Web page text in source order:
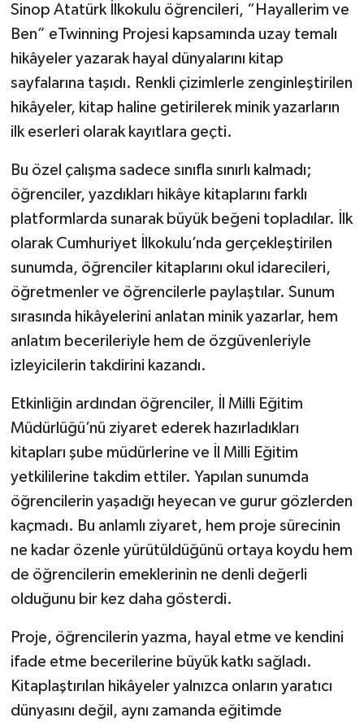
Sinop Atatürk İlkokulu öğrencileri, “Hayallerim ve
Ben” eTwinning Projesi kapsamında uzay temalı
hikâyeler yazarak hayal dünyalarını kitap
sayfalarına taşıdı. Renkli çizimlerle zenginleştirilen
hikâyeler, kitap haline getirilerek minik yazarların
ilk eserleri olarak kayıtlara geçti.
Bu özel çalışma sadece sınıfla sınırlı kalmadı;
öğrenciler, yazdıkları hikâye kitaplarını farklı
platformlarda sunarak büyük beğeni topladılar. İlk
olarak Cumhuriyet İlkokulu’nda gerçekleştirilen
sunumda, öğrenciler kitaplarını okul idarecileri,
öğretmenler ve öğrencilerle paylaştılar. Sunum
sırasında hikâyelerini anlatan minik yazarlar, hem
anlatım becerileriyle hem de özgüvenleriyle
izleyicilerin takdirini kazandı.
Etkinliğin ardından öğrenciler, İl Milli Eğitim
Müdürlüğü’nü ziyaret ederek hazırladıkları
kitapları şube müdürlerine ve İl Milli Eğitim
yetkililerine takdim ettiler. Yapılan sunumda
öğrencilerin yaşadığı heyecan ve gurur gözlerden
kaçmadı. Bu anlamlı ziyaret, hem proje sürecinin
ne kadar özenle yürütüldüğünü ortaya koydu hem
de öğrencilerin emeklerinin ne denli değerli
olduğunu bir kez daha gösterdi.
Proje, öğrencilerin yazma, hayal etme ve kendini
ifade etme becerilerine büyük katkı sağladı.
Kitaplaştırılan hikâyeler yalnızca onların yaratıcı
dünyasını değil, aynı zamanda eğitimde